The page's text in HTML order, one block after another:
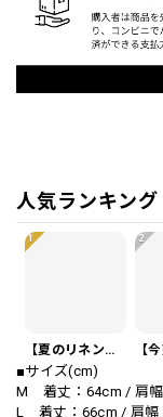
人気ランキング
1
【夏のリネンスーツ】リネンシングルブレストカジュアルスーツ SU0188
2
■サイズ(cm)
M 着丈：64cm / 肩幅
L 着丈：66cm / 肩幅